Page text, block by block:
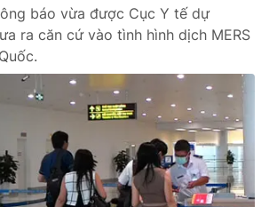
English
báo vừa được Cục Y tế dự
ra căn cứ vào tình hình dịch MERS